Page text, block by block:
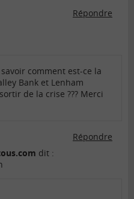
Répondre
comment est-ce la
Bank et Lenham
de la crise ??? Merci
Répondre
dit :